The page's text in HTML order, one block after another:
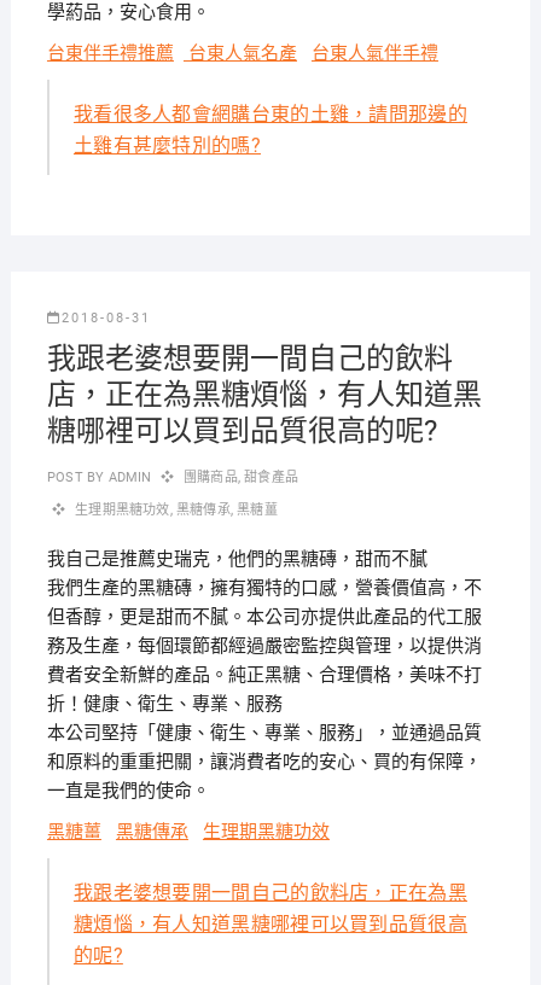
學葯品，安心食用。
台東伴手禮推薦
台東人氣名產 台東人氣伴手禮
我看很多人都會網購台東的土雞，請問那邊的
土雞有甚麼特別的嗎?
2018-08-31
我跟老婆想要開一間自己的飲料
店，正在為黑糖煩惱，有人知道黑
糖哪裡可以買到品質很高的呢?
POST BY ADMIN 團購商品,甜食產品
生理期黑糖功效, 黑糖傳承,黑糖薑
我自己是推薦史瑞克，他們的黑糖磚，甜而不膩
我們生產的黑糖磚，擁有獨特的口感，營養價值高，不
但香醇，更是甜而不膩。本公司亦提供此產品的代工服
務及生產，每個環節都經過嚴密監控與管理，以提供消
費者安全新鮮的產品。純正黑糖、合理價格，美味不打
折！健康、衛生、專業、服務
本公司堅持「健康、衛生、專業、服務」，並通過品質
和原料的重重把關，讓消費者吃的安心、買的有保障，
一直是我們的使命。
黑糖薑
黑糖傳承 生理期黑糖功效
我跟老婆想要開一間自己的飲料店，正在為黑
糖煩惱，有人知道黑糖哪裡可以買到品質很高
的呢?